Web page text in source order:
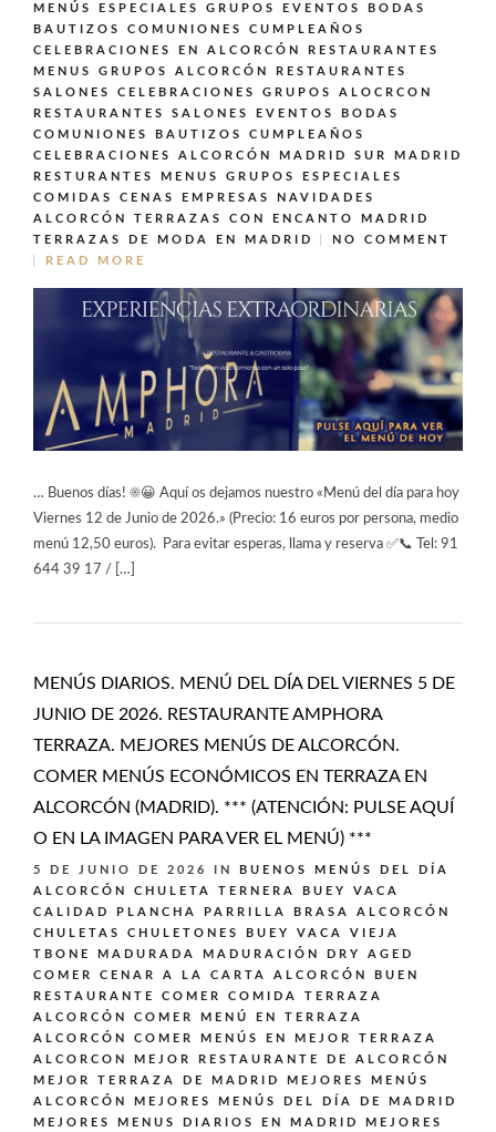
MENÚS ESPECIALES GRUPOS EVENTOS BODAS
BAUTIZOS COMUNIONES CUMPLEAÑOS
CELEBRACIONES EN ALCORCÓN
RESTAURANTES
MENUS GRUPOS ALCORCÓN
RESTAURANTES
SALONES CELEBRACIONES GRUPOS ALOCRCON
RESTAURANTES SALONES EVENTOS BODAS
COMUNIONES BAUTIZOS CUMPLEAÑOS
CELEBRACIONES ALCORCÓN MADRID SUR MADRID
RESTURANTES MENUS GRUPOS ESPECIALES
COMIDAS CENAS EMPRESAS NAVIDADES
ALCORCÓN
TERRAZAS CON ENCANTO MADRID
TERRAZAS DE MODA EN MADRID
NO COMMENT
READ MORE
… Buenos días! ☀️😀 Aquí os dejamos nuestro «Menú del día para hoy
Viernes 12 de Junio de 2026.» (Precio: 16 euros por persona, medio
menú 12,50 euros). Para evitar esperas, llama y reserva ✅📞 Tel: 91
644 39 17 / […]
MENÚS DIARIOS. MENÚ DEL DÍA DEL VIERNES 5 DE
JUNIO DE 2026. RESTAURANTE AMPHORA
TERRAZA. MEJORES MENÚS DE ALCORCÓN.
COMER MENÚS ECONÓMICOS EN TERRAZA EN
ALCORCÓN (MADRID). *** (ATENCIÓN: PULSE AQUÍ
O EN LA IMAGEN PARA VER EL MENÚ) ***
5 DE JUNIO DE 2026 IN
BUENOS MENÚS DEL DÍA
ALCORCÓN
CHULETA TERNERA BUEY VACA
CALIDAD PLANCHA PARRILLA BRASA ALCORCÓN
CHULETAS CHULETONES BUEY VACA VIEJA
TBONE MADURADA MADURACIÓN DRY AGED
COMER CENAR A LA CARTA ALCORCÓN BUEN
RESTAURANTE
COMER COMIDA TERRAZA
ALCORCÓN
COMER MENÚ EN TERRAZA
ALCORCÓN
COMER MENÚS EN MEJOR TERRAZA
ALCORCON
MEJOR RESTAURANTE DE ALCORCÓN
MEJOR TERRAZA DE MADRID
MEJORES MENÚS
ALCORCÓN
MEJORES MENÚS DEL DÍA DE MADRID
MEJORES MENUS DIARIOS EN MADRID
MEJORES